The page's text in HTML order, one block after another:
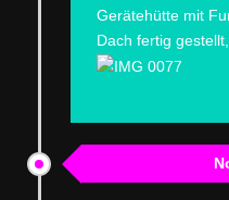
Gerätehütte mit
Dach fertig